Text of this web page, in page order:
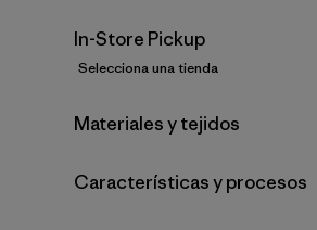
In-Store Pickup
Selecciona una tienda
Filtrar por
Materiales y tejidos
Filtrar por
Características y procesos